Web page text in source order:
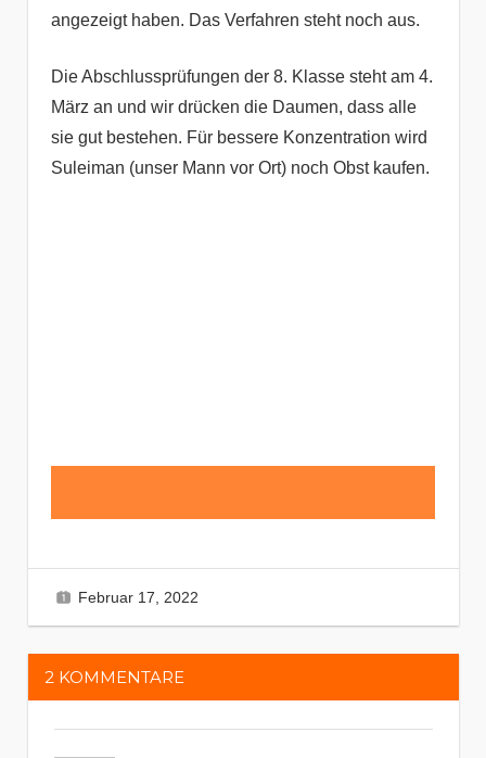
angezeigt haben. Das Verfahren steht noch aus.
Die Abschlussprüfungen der 8. Klasse steht am 4.
März an und wir drücken die Daumen, dass alle
sie gut bestehen. Für bessere Konzentration wird
Suleiman (unser Mann vor Ort) noch Obst kaufen.
Februar 17, 2022
2 KOMMENTARE